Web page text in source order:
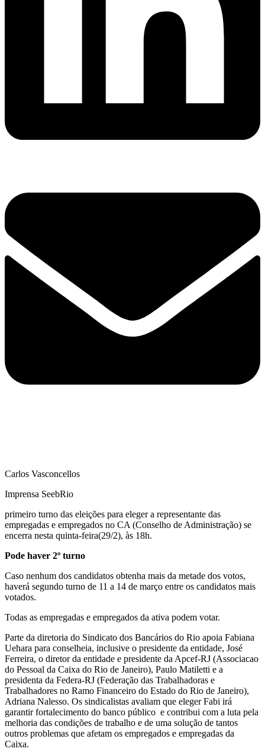
Carlos Vasconcellos
Imprensa SeebRio
primeiro turno das eleições para eleger a representante das
empregadas e empregados no CA (Conselho de Administração) se
encerra nesta quinta-feira(29/2), às 18h.
Pode haver 2º turno
Caso nenhum dos candidatos obtenha mais da metade dos votos,
haverá segundo turno de 11 a 14 de março entre os candidatos mais
votados.
Todas as empregadas e empregados da ativa podem votar.
Parte da diretoria do Sindicato dos Bancários do Rio apoia Fabiana
Uehara para conselheia, inclusive o presidente da entidade, José
Ferreira, o diretor da entidade e presidente da Apcef-RJ (Associacao
do Pessoal da Caixa do Rio de Janeiro), Paulo Matiletti e a
presidenta da Federa-RJ (Federação das Trabalhadoras e
Trabalhadores no Ramo Financeiro do Estado do Rio de Janeiro),
Adriana Nalesso. Os sindicalistas avaliam que eleger Fabi irá
garantir fortalecimento do banco público e contribui com a luta pela
melhoria das condições de trabalho e de uma solução de tantos
outros problemas que afetam os empregados e empregadas da
Caixa.